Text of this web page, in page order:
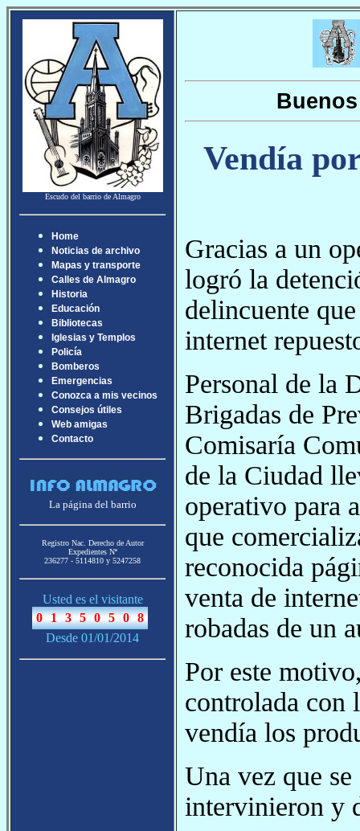
Escudo del barrio de Almagro
Home
Noticias de archivo
Mapas y transporte
Calles de Almagro
Historia
Educación
Bibliotecas
Iglesias y Templos
Policía
Bomberos
Emergencias
Conozca a mis vecinos
Consejos útiles
Web amigas
Contacto
La página del barrio
Registro Nac. Derecho de Autor
Expedientes Nª
236277 - 5114810 y 5247258
Usted es el visitante
Desde 01/01/2014
Vendía
Gracias a un
logró la
delincuente
internet
Personal de la
Brigadas de
Comisaría
de la Ciudad
operativo para
que
reconocida
venta de
robadas de un
Por este
controlada con
vendía los
Una vez que
intervinieron y